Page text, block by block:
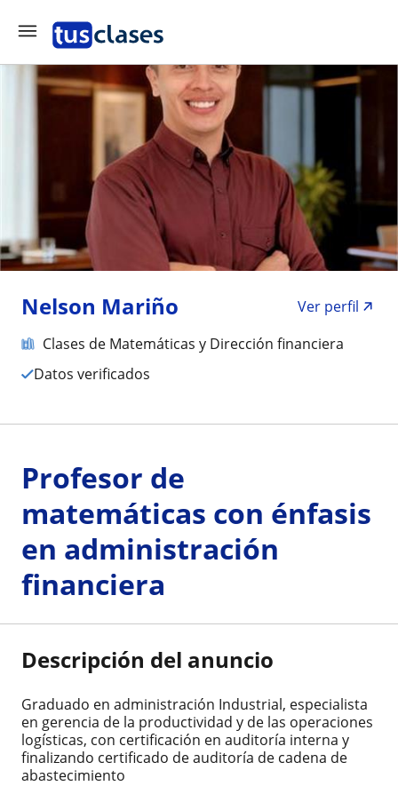
Nelson Mariño
Ver perfil
Clases de Matemáticas y Dirección financiera
Datos verificados
Profesor de
matemáticas con énfasis
en administración
financiera
Descripción del anuncio
Graduado en administración Industrial, especialista
en gerencia de la productividad y de las operaciones
logísticas, con certificación en auditoría interna y
finalizando certificado de auditoría de cadena de
abastecimiento